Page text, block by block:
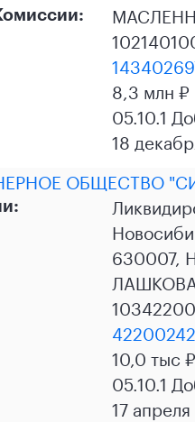
8,3 млн ₽
05.10.1
18
ОБЩЕСТВО
630007,
10,0 тыс ₽
05.10.1
17